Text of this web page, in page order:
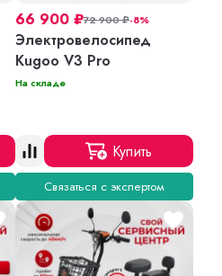
66 900 ₽72 900₽-8%
Электровелосипед
Kugoo V3 Pro
На складе
Купить
Связаться с экспертом